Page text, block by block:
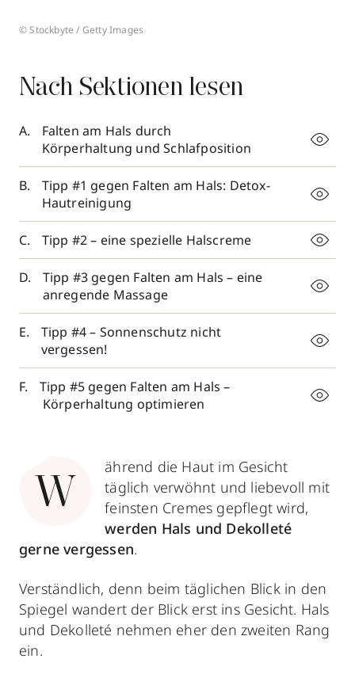
© Stockbyte / Getty Images
Nach Sektionen lesen
Falten am Hals durch
Körperhaltung und Schlafposition
Tipp #1 gegen Falten am Hals: Detox-
Hautreinigung
Tipp #2 – eine spezielle Halscreme
Tipp #3 gegen Falten am Hals – eine
anregende Massage
Tipp #4 – Sonnenschutz nicht
vergessen!
Tipp #5 gegen Falten am Hals –
Körperhaltung optimieren
W
ährend die Haut im Gesicht
täglich verwöhnt und liebevoll mit
feinsten Cremes gepflegt wird,
werden Hals und Dekolleté
gerne vergessen.
Verständlich, denn beim täglichen Blick in den
Spiegel wandert der Blick erst ins Gesicht. Hals
und Dekolleté nehmen eher den zweiten Rang
ein.